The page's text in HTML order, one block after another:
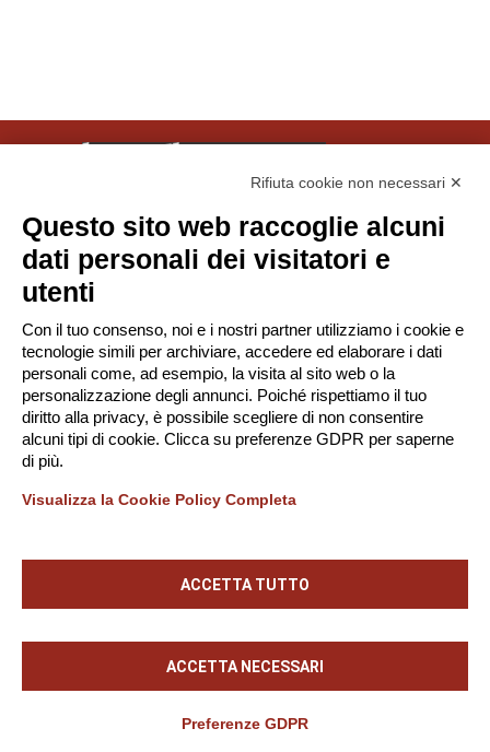
© Tinexta Innovation Hub S.p.A. 2026
P. IVA 02182620357
Società soggetta alla Direzione e Coordinamento di
Tinexta S.p.A.
Privacy Policy - Gestione Cookie
Rifiuta cookie non necessari ✕
Questo sito web raccoglie alcuni
dati personali dei visitatori e
utenti
Con il tuo consenso, noi e i nostri partner utilizziamo i cookie e
tecnologie simili per archiviare, accedere ed elaborare i dati
personali come, ad esempio, la visita al sito web o la
personalizzazione degli annunci. Poiché rispettiamo il tuo
diritto alla privacy, è possibile scegliere di non consentire
alcuni tipi di cookie. Clicca su preferenze GDPR per saperne
di più.
Visualizza la Cookie Policy Completa
ACCETTA TUTTO
ACCETTA NECESSARI
Preferenze GDPR